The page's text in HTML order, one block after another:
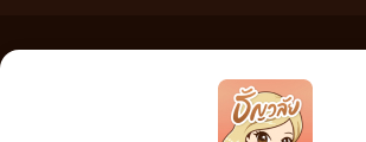
เว็บไซต์แห่งนี้ไม่ได้เห็นด้วยและไม่ขอรับผิดชอบต่อข้อความใดๆ ทั้งสิ้น ดัง
วิจารณญาณในการกลั่นกรองด้วยตนเอง และหากท่านพบข้อความใดๆ ที่